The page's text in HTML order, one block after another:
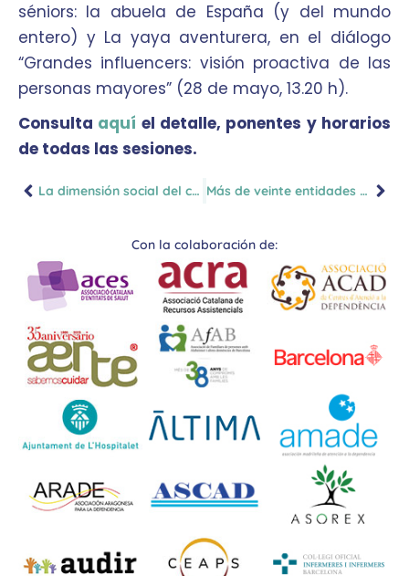
séniors: la abuela de España (y del mundo
entero) y La yaya aventurera, en el diálogo
“Grandes influencers: visión proactiva de las
personas mayores” (28 de mayo, 13.20 h).
Consulta aquí el detalle, ponentes y horarios
de todas las sesiones.
La dimensión social del cuidado, tercer bloque temático de CUIDA 2026 Más de veinte entidades profesionales y sanitarias respaldan CUIDA 2026
Con la colaboración de: